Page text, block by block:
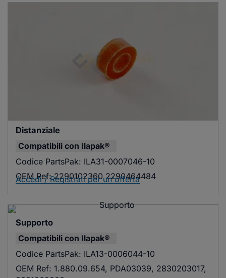
Distanziale
Compatibili con Ilapak®
Codice PartsPak: ILA31-0007046-10
OEM Ref: 2290102360 2290464484
Accedi / Registrati per un'offerta
Supporto
Compatibili con Ilapak®
Codice PartsPak: ILA13-0006044-10
OEM Ref: 1.880.09.654, PDA03039, 2830203017,